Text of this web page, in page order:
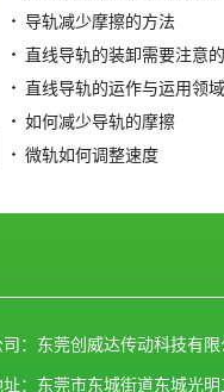
导轨减少摩擦的方法
直线导轨的装卸需要注意
直线导轨的运作与运用领域
如何减少导轨的摩擦
微轨如何调整速度
司：东莞创威达传动科技有限
：东莞市东城街道东城光